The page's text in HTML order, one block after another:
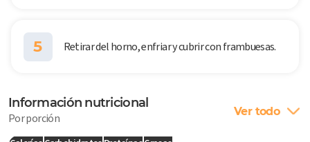
5 Retirar del horno, enfriar y cubrir con frambuesas.
Información nutricional
Por porción Ver todo